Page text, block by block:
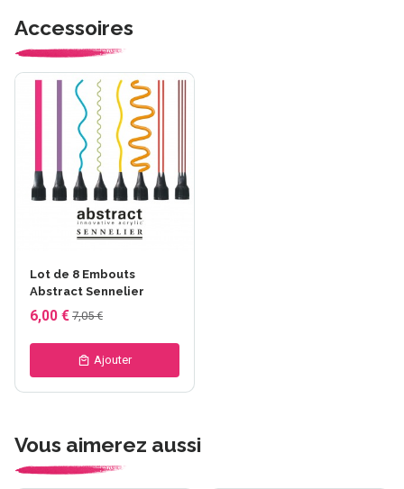
Accessoires
Lot de 8 Embouts
Abstract Sennelier
6,00 € 7,05 €
Ajouter
Vous aimerez aussi